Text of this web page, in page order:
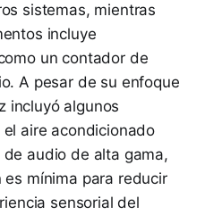
sistemas, mientras
incluye
un contador de
A pesar de su enfoque
incluyó algunos
aire acondicionado
audio de alta gama,
es mínima para reducir
sensorial del